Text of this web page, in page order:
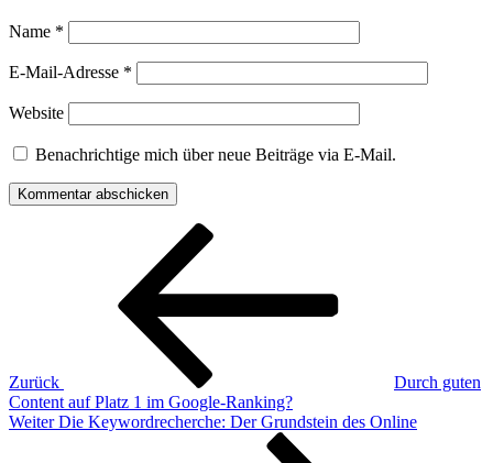
Name *
E-Mail-Adresse *
Website
Benachrichtige mich über neue Beiträge via E-Mail.
Beitragsnavigation
Zurück
Durch guten
Content auf Platz 1 im Google-Ranking?
Nächster
Weiter Die Keywordrecherche: Der Grundstein des Online